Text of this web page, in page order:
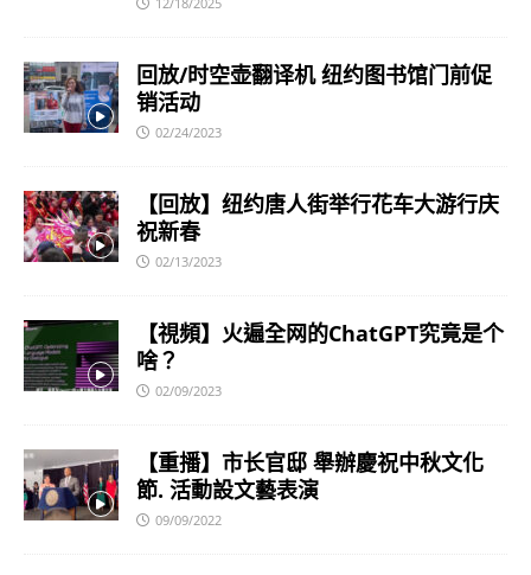
回放/时空壶翻译机 纽约图书馆门前促
销活动
02/24/2023
【回放】纽约唐人街举行花车大游行庆
祝新春
02/13/2023
【視頻】火遍全网的ChatGPT究竟是个
啥？
02/09/2023
【重播】市长官邸 舉辦慶祝中秋文化
節. 活動設文藝表演
09/09/2022